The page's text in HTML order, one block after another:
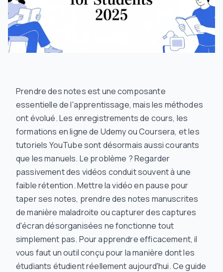
Prendre des notes est une composante
essentielle de l'apprentissage, mais les méthodes
ont évolué. Les enregistrements de cours, les
formations en ligne de Udemy ou Coursera, et les
tutoriels YouTube sont désormais aussi courants
que les manuels. Le problème ? Regarder
passivement des vidéos conduit souvent à une
faible rétention. Mettre la vidéo en pause pour
taper ses notes, prendre des notes manuscrites
de manière maladroite ou capturer des captures
d'écran désorganisées ne fonctionne tout
simplement pas. Pour apprendre efficacement, il
vous faut un outil conçu pour la manière dont les
étudiants étudient réellement aujourd'hui. Ce guide